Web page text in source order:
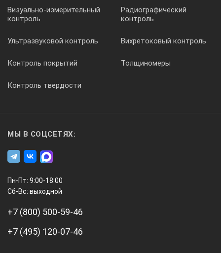
Визуально-измерительный
контроль
Радиографический
контроль
Ультразвуковой контроль Вихретоковый контроль
Контроль покрытий Толщиномеры
Контроль твердости
МЫ В СОЦСЕТЯХ:
Пн-Пт: 9:00-18:00
Сб-Вс: выходной
+7 (800) 500-59-46
+7 (495) 120-07-46